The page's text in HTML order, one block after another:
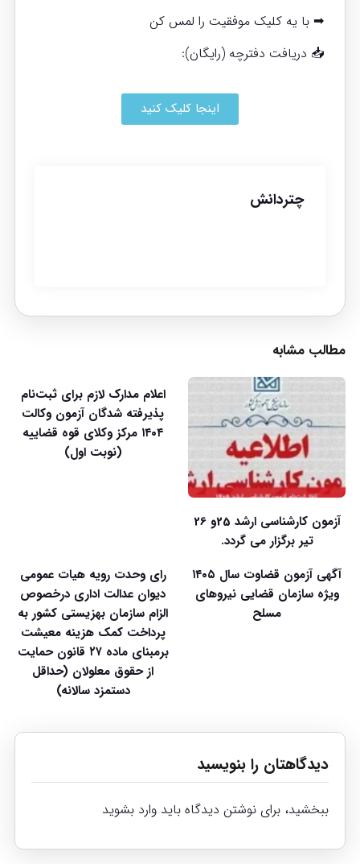
➡ با یه کلیک موفقیت را لمس کن
📥 دریافت دفترچه (رایگان):
اینجا کلیک کنید
چتردانش
مطالب مشابه
آزمون کارشناسی ارشد 25و 26
تیر برگزار می گردد.
اعلام مدارک لازم برای ثبت‌نام
پذیرفته شدگان آزمون وکالت
۱۴۰۴ مرکز وکلای قوه قضاییه
(نوبت اول)
آگهی آزمون قضاوت سال ۱۴۰۵
ویژه سازمان قضایی نیروهای
مسلح
رای وحدت رویه هیات عمومی
دیوان عدالت اداری درخصوص
الزام سازمان بهزیستی کشور به
پرداخت کمک هزینه معیشت
برمبنای ماده ۲۷ قانون حمایت
از حقوق معلولان (حداقل
دستمزد سالانه)
دیدگاهتان را بنویسید
ببخشید، برای نوشتن دیدگاه باید وارد بشوید